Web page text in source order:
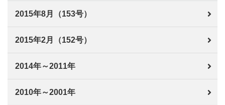
2015年8月（153号）
2015年2月（152号）
2014年～2011年
2010年～2001年